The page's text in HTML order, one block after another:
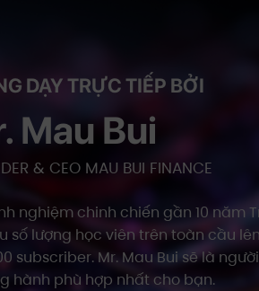
DẠY TRỰC TIẾP BỞI
Mau Bui
& CEO MAU BUI FINANCE
nghiệm chinh chiến gần 10 năm
số lượng học viên trên toàn cầu
subscriber. Mr. Mau Bui sẽ là
hành phù hợp nhất cho bạn.